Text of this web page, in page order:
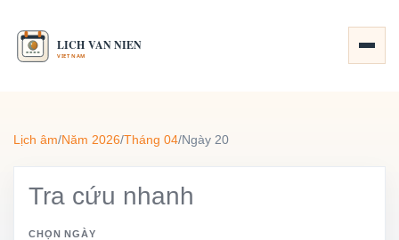
Lịch âm/Năm 2026/Tháng 04/Ngày 20
Tra cứu nhanh
CHỌN NGÀY